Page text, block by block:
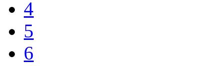
4
5
6